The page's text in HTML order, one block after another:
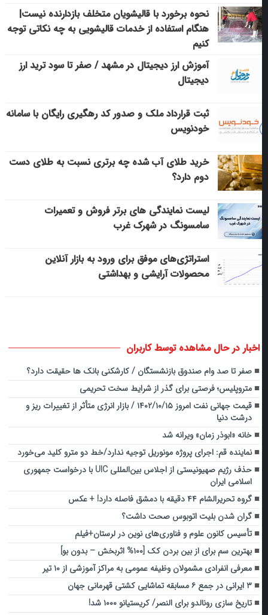
نحوه برخورد با قالیشویان متخلف بازدارنده نیست|
هنگام استفاده از خدمات قالیشویی به چه نکاتی توجه
کنیم
آموزش ارز دیجیتال در مشهد / صفر تا سود ترید ارز
دیجیتال
ثبت قرارداد ملک و صدور کد رهگیری رایگان با سامانه
خودنویس
خرید طلای آب شده چه برتری نسبت به طلای دست
دوم دارد؟
لیست نمایندگی های برتر فروش و تعمیرات
سامسونگ در شهرک غرب
استراتژی‌های موفق برای ورود به بازار آنلاین
محصولات آرایشی و بهداشتی
اخبار در حال مشاهده توسط کاربران
صفر تا صد وام صندوق بازنشستگان / کارشکنی بانک ها حقیقت دارد؟
متروپلیس؛ فرصتی برای گذر از شرایط سخت تحریمی
قیمت جهانی نفت امروز ۱۴۰۲/۱۰/۱۵ / بازار انرژی متأثر از تغییرات ریز و
درشت دنیا
خانه «ابوذر زمان» ویرانه شد
نماینده قم: اجرای پروژه مونوریل توجیه ندارد/خط دو مترو کلید می‌خورد
حذف رژیم صهیونیستی از اجلاس بین‌المللی UIC با درخواست جمهوری
اسلامی ایران
گروه تحریرالشام ۴۴ دقیقه با دمشق فاصله دارد! + عکس
گران شدن بلیت اتوبوس صحت داشت؟
تأسیس کانون علوم و فناوری‌های نوین در لرستان+فیلم
بهترین سم برای از بین بردن کک [۱۰۰% اثربخش – بدون بو]
معرفی انفرادی مشمولان وظیفه عمومی به مراکز آموزشی از ۱۰ تیر
۳ ایرانی در جمع ۶ مسابقه تماشایی کشتی قهرمانی جهان
تاریخ سازی رونالدو برای النصر/ کریستیانو ۱۰۰۰ شد!